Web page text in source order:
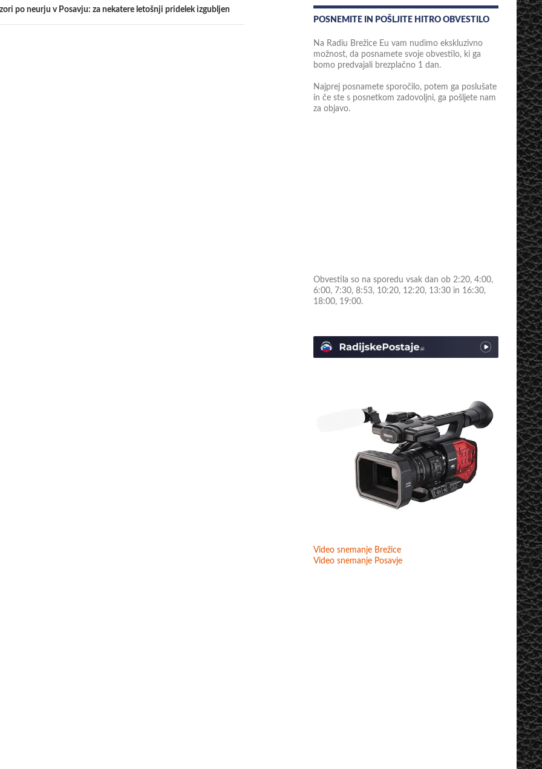
po neurju v Posavju: za nekatere letošnji pridelek izgubljen
POSNEMITE IN POŠLJITE HITRO OBVESTILO
Na Radiu Brežice Eu vam nudimo ekskluzivno
možnost, da posnamete svoje obvestilo, ki ga
bomo predvajali brezplačno 1 dan.
Najprej posnamete sporočilo, potem ga poslušate
in če ste s posnetkom zadovoljni, ga pošljete nam
za objavo.
Obvestila so na sporedu vsak dan ob 2:20, 4:00,
6:00, 7:30, 8:53, 10:20, 12:20, 13:30 in 16:30,
18:00, 19:00.
Video snemanje Brežice
Video snemanje Posavje